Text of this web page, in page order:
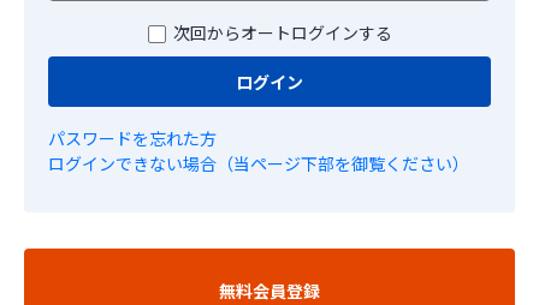
次回からオートログインする
ログイン
パスワードを忘れた方
ログインできない場合（当ページ下部を御覧ください）
無料会員登録